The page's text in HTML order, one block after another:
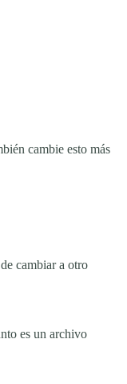
cambie esto más
cambiar a otro
es un archivo